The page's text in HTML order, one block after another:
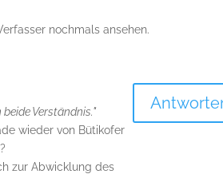
nochmals ansehen.
Verständnis."
wieder von Bütikofer
zur Abwicklung des